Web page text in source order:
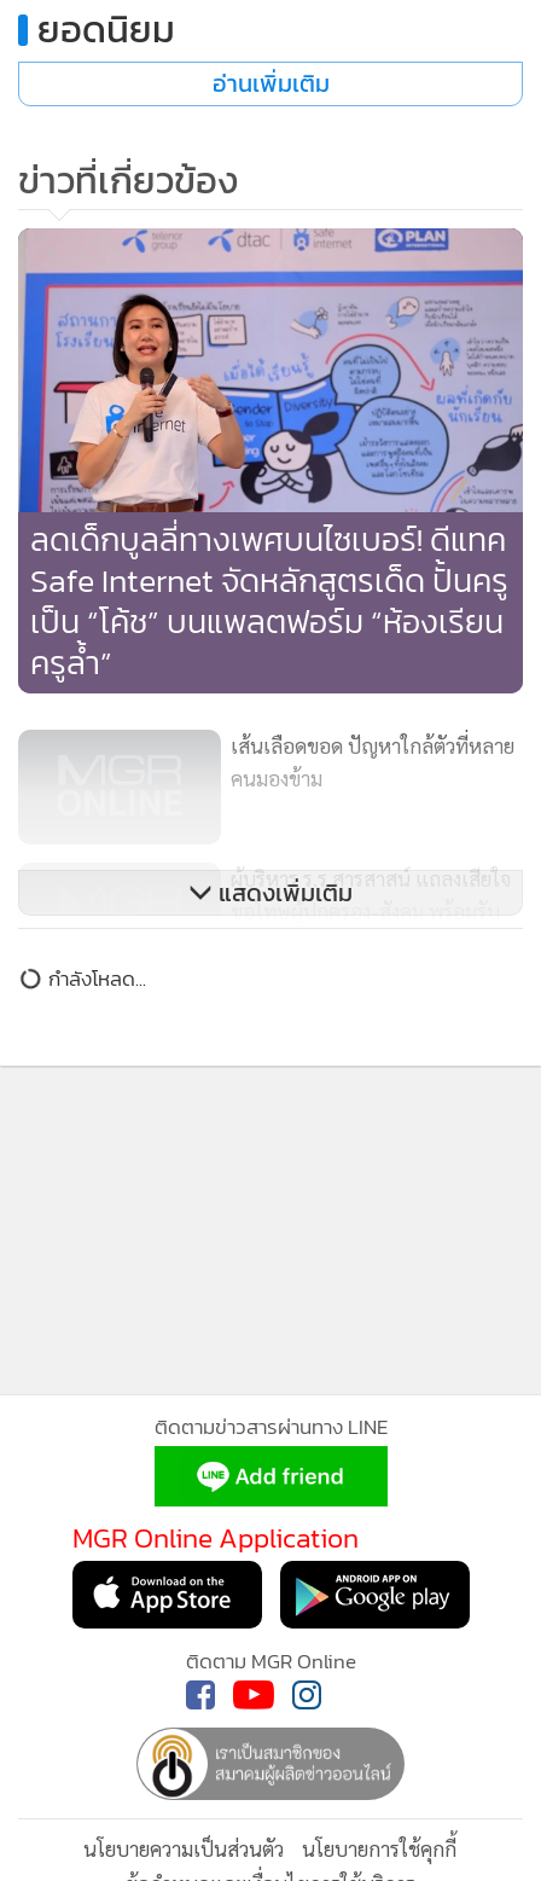
การเดิน ความอ่อนโยน และ Sex Characteristic : SC หรือเพศ
สรีระ หมายถึง ลักษณะทางเพศของบุคคลที่ติดตัวมาแต่กําเนิด
ซึ่งถูกกําหนดให้เป็น 2 เพศ นั่นคือ เพศหญิง และเพศชาย
เพื่อให้หลักสูตรฯ สามารถมุ่งสร้างการเคารพในความแตกต่าง
หลากหลาย และเคารพในคุณค่าของความเป็นมนุษย์ สอดคล้อง
การใช้กฎหมายสิทธิมนุษยชนระหว่างประเทศ ที่ว่า 'มนุษย์ทุกคน
ย่อมเกิดมาโดยอิสระและเสมอภาคกันในศักดิ์ศรีและสิทธิต่างๆ
วิถีทางเพศ (sexual orientation) และอัตลักษณ์ทางเพศ
(gender identity) คืออัตลักษณ์พื้นฐานของความเป็นมนุษย์'
นอกจากนี้ หลักสูตรฯ ยังมีการแนะนำวิธีการใช้อุปกรณ์การสอน
ให้ครูนำไปปรับใช้เพื่อให้คำแนะนำแก่เด็กนักเรียน และแนะนำ
เคารพสิทธิความหลากหลายทางเพศ และไม่ละเมิดสิทธิของผู้อื่น
ยอดนิยม
อ่านเพิ่มเติม
ข่าวที่เกี่ยวข้อง
363
ลดเด็กบูลลี่ทางเพศบนไซเบอร์! ดีแทค
Safe Internet จัดหลักสูตรเด็ด ปั้นครู
เป็น “โค้ช” บนแพลตฟอร์ม “ห้องเรียน
ครูล้ำ”
เส้นเลือดขอด ปัญหาใกล้ตัวที่หลาย
คนมองข้าม
ผู้บริหาร ร.ร.สารสาสน์ แถลงเสียใจ
ขอโทษผู้ปกครอง-สังคม พร้อมรับ
มาด้วย
แสดงเพิ่มเติม
กำลังโหลด...
ติดตามข่าวสารผ่านทาง LINE
MGR Online Application
ติดตาม MGR Online
นโยบายความเป็นส่วนตัว
นโยบายการใช้คุกกี้